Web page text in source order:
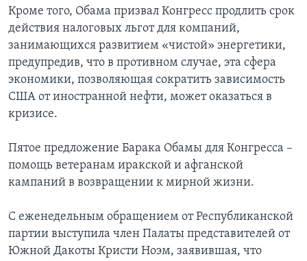
Кроме того, Обама призвал Конгресс продлить срок
действия налоговых льгот для компаний,
занимающихся развитием «чистой» энергетики,
предупредив, что в противном случае, эта сфера
экономики, позволяющая сократить зависимость
США от иностранной нефти, может оказаться в
кризисе.
Пятое предложение Барака Обамы для Конгресса –
помощь ветеранам иракской и афганской
кампаний в возвращении к мирной жизни.
С еженедельным обращением от Республиканской
партии выступила член Палаты представителей от
Южной Дакоты Кристи Ноэм, заявившая, что